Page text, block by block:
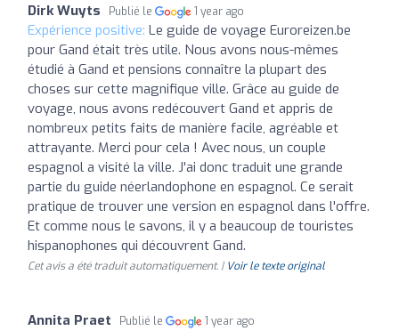
Dirk Wuyts Publié le 1 year ago
Expérience positive: Le guide de voyage Euroreizen.be
pour Gand était très utile. Nous avons nous-mêmes
étudié à Gand et pensions connaître la plupart des
choses sur cette magnifique ville. Grâce au guide de
voyage, nous avons redécouvert Gand et appris de
nombreux petits faits de manière facile, agréable et
attrayante. Merci pour cela ! Avec nous, un couple
espagnol a visité la ville. J'ai donc traduit une grande
partie du guide néerlandophone en espagnol. Ce serait
pratique de trouver une version en espagnol dans l'offre.
Et comme nous le savons, il y a beaucoup de touristes
hispanophones qui découvrent Gand.
Cet avis a été traduit automatiquement. | Voir le texte original
Annita Praet Publié le 1 year ago